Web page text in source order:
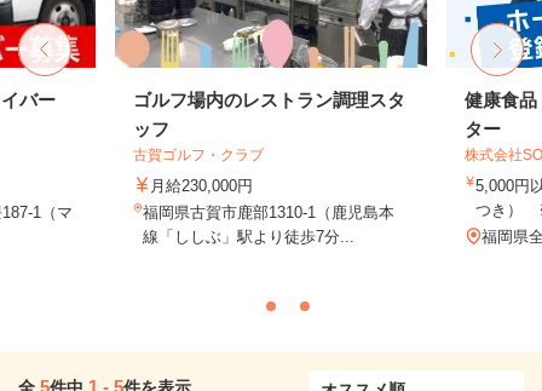
バー
1（マ
ゴルフ場内のレストラン調理スタ
ッフ
古賀ゴルフ・クラブ
月給230,000円
福岡県古賀市鹿部1310-1（鹿児島本
線「ししぶ」駅より徒歩7分...
健康食品
ター
株式会社
5,000円
つき）
福岡県